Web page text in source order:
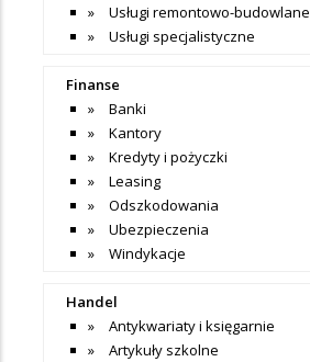
Usługi remontowo-budowlane
Usługi specjalistyczne
Finanse
Banki
Kantory
Kredyty i pożyczki
Leasing
Odszkodowania
Ubezpieczenia
Windykacje
Handel
Antykwariaty i księgarnie
Artykuły szkolne